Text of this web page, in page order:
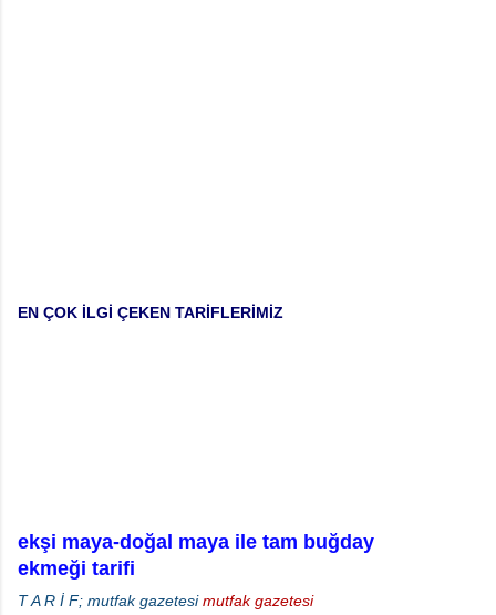
EN ÇOK İLGİ ÇEKEN TARİFLERİMİZ
ekşi maya-doğal maya ile tam buğday
ekmeği tarifi
T A R İ F; mutfak gazetesi mutfak gazetesi